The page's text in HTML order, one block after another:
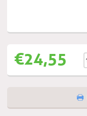
€24,55